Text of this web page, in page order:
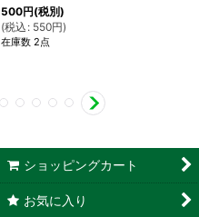
500円(税別)
(税込 : 550円)
在庫数 2点
ショッピングカート
お気に入り